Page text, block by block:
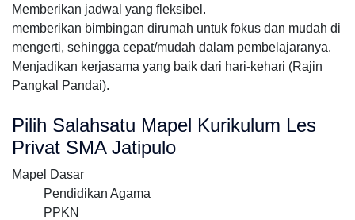
Memberikan jadwal yang fleksibel.
memberikan bimbingan dirumah untuk fokus dan mudah di
mengerti, sehingga cepat/mudah dalam pembelajaranya.
Menjadikan kerjasama yang baik dari hari-kehari (Rajin
Pangkal Pandai).
Pilih Salahsatu Mapel Kurikulum Les
Privat SMA Jatipulo
Mapel Dasar
Pendidikan Agama
PPKN